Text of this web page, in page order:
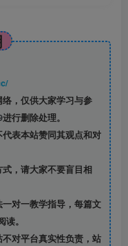
，仅供大家学习与参
进行删除处理。
表本站赞同其观点和对
，请大家不要盲目相
对一教学指导，每篇文
读。
对平台真实性负责，站